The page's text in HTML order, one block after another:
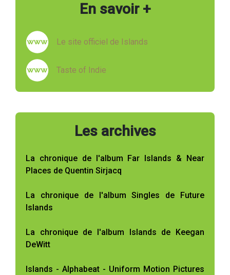
En savoir +
Le site officiel de Islands
Taste of Indie
Les archives
La chronique de l'album Far Islands & Near
Places de Quentin Sirjacq
La chronique de l'album Singles de Future
Islands
La chronique de l'album Islands de Keegan
DeWitt
Islands - Alphabeat - Uniform Motion Pictures